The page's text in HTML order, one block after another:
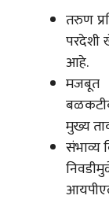
तरुण
परदेशी
आहे.
मजबूत
मुख्य
संभाव्य